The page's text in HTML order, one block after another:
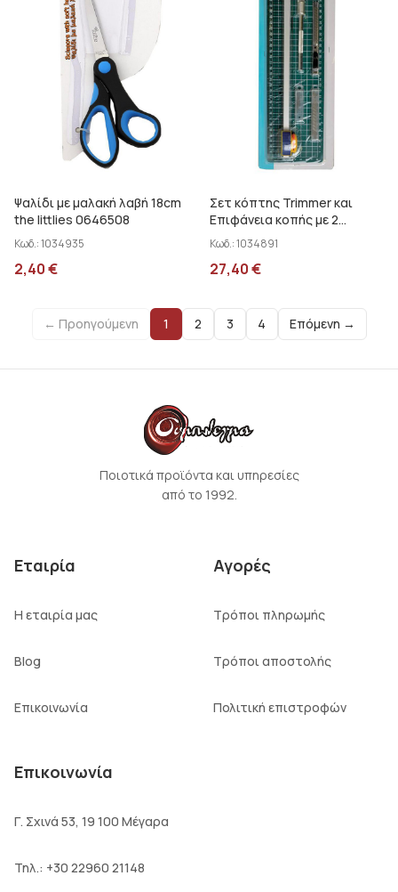
Ψαλίδι με μαλακή λαβή 18cm
the littlies 0646508
Κωδ.:1034935
2,40€
Σετ κόπτης Trimmer και
Επιφάνεια κοπής με 2
κοπίδια Artemio 18004008
Κωδ.:1034891
27,40€
← Προηγούμενη 1 2 3 4 Επόμενη →
Ποιοτικά προϊόντα και υπηρεσίες
από το 1992.
Εταιρία
Η εταιρία μας
Blog
Επικοινωνία
Αγορές
Τρόποι πληρωμής
Τρόποι αποστολής
Πολιτική επιστροφών
Επικοινωνία
Γ. Σχινά 53, 19 100 Μέγαρα
Τηλ.: +30 22960 21148